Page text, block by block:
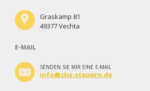
Graskamp 81
49377 Vechta
E-MAIL
SENDEN SIE MIR EINE E-MAIL
info@chs-steuern.de